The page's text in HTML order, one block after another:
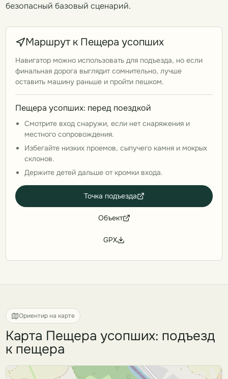
безопасный базовый сценарий.
Маршрут к Пещера усопших
Навигатор можно использовать для подъезда, но если
финальная дорога выглядит сомнительно, лучше
оставить машину раньше и пройти пешком.
Пещера усопших: перед поездкой
Смотрите вход снаружи, если нет снаряжения и
местного сопровождения.
Избегайте низких проемов, сыпучего камня и мокрых
склонов.
Держите детей дальше от кромки входа.
Точка подъезда
Объект
GPX
Ориентир на карте
Карта Пещера усопших: подъезд
к пещера